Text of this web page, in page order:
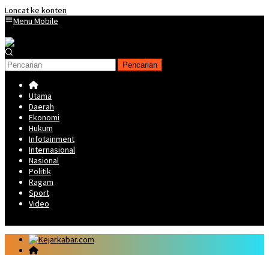
Loncat ke konten
Menu Mobile
Pencarian
Utama
Daerah
Ekonomi
Hukum
Infotainment
Internasional
Nasional
Politik
Ragam
Sport
Video